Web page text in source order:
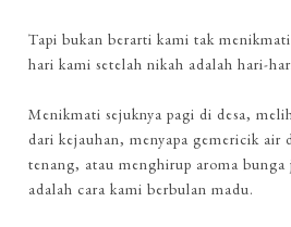
Tapi bukan berarti kami tak
hari kami setelah nikah adalah hari-
Menikmati sejuknya pagi di desa,
dari kejauhan, menyapa gemericik air
tenang, atau menghirup aroma
adalah cara kami berbulan madu.